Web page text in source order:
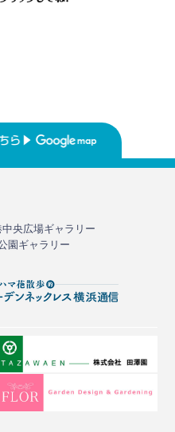
央広場ギャラリー
園ギャラリー